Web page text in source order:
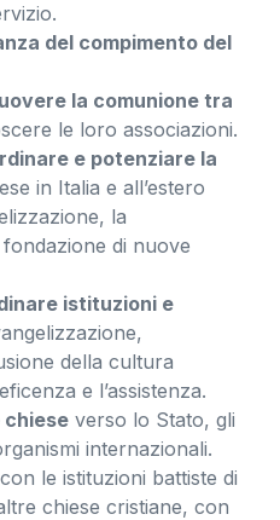
del compimento del
la comunione tra
le loro associazioni.
e potenziare la
in Italia e all’estero
la
di nuove
istituzioni e
della cultura
e l’assistenza.
chiese verso lo Stato, gli
internazionali.
con le istituzioni battiste di
chiese cristiane, con